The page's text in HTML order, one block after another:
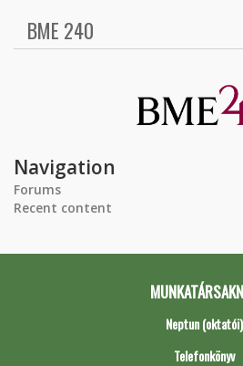
BME 240
Navigation
Forums
Recent content
Neptun (oktatói)
Telefonkönyv